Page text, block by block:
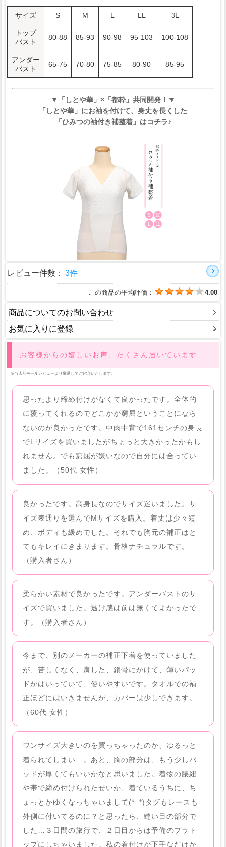
サイズ S M L LL 3L
トップ
バスト
80-88 85-93 90-98 95-103 100-108
アンダー
バスト
65-75 70-80 75-85 80-90 85-95
▼「しとや華」×「都粋」共同開発！▼
「しとや華」にお袖を付けて、身丈を長くした
「ひみつの袖付き補整着」はコチラ♪
レビュー件数： 3件
この商品の平均評価： 4.00
商品についてのお問い合わせ
お気に入りに登録
お客様からの嬉しいお声、たくさん届いています
※当店別モールレビューより厳選してご紹介いたします。
思ったより締め付けがなくて良かったです。全体的
に覆ってくれるのでどこかが窮屈ということになら
ないのが良かったです。中肉中背で161センチの身長
でLサイズを買いましたがちょっと大きかったかもし
れません。でも窮屈が嫌いなので自分には合ってい
ました。（50代 女性）
良かったです。高身長なのでサイズ迷いました。サ
イズ表通りを選んでMサイズを購入。着丈は少々短
め、ボディも緩めでした。それでも胸元の補正はと
てもキレイにきまります。骨格ナチュラルです。
（購入者さん）
柔らかい素材で良かったです。アンダーバストのサ
イズで買いました。透け感は前は無くてよかったで
す。（購入者さん）
今まで、別のメーカーの補正下着を使っていました
が、苦しくなく、肩した、鎖骨にかけて、薄いパッ
ドがはいっていて、使いやすいです。タオルでの補
正ほどにはいきませんが、カバーは少しできます。
（60代 女性）
ワンサイズ大きいのを買っちゃったのか、ゆるっと
着られてしまい…。あと、胸の部分は、もう少しパ
ッドが厚くてもいいかなと思いました。着物の腰紐
や帯で締め付けられたせいか、着ているうちに、ち
ょっとかゆくなっちゃいまして(*_*)タグもレースも
外側に付いてるのに？と思ったら、縫い目の部分で
した…３日間の旅行で、２日目からは予備のブラト
ップにしちゃいました。私の着付けが下手なだけか